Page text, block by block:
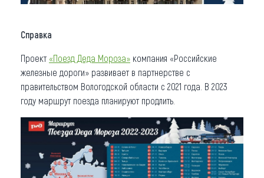
Справка
Проект «Поезд Деда Мороза» компания «Российские
железные дороги» развивает в партнерстве с
правительством Вологодской области с 2021 года. В 2023
году маршрут поезда планируют продлить.